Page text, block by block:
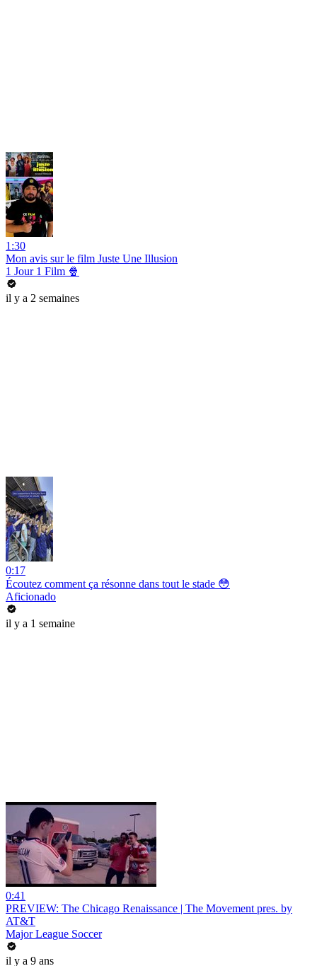
1:30
Mon avis sur le film Juste Une Illusion
1 Jour 1 Film 🍿
il y a 2 semaines
0:17
Écoutez comment ça résonne dans tout le stade 😳
Aficionado
il y a 1 semaine
0:41
PREVIEW: The Chicago Renaissance | The Movement pres. by
AT&T
Major League Soccer
il y a 9 ans